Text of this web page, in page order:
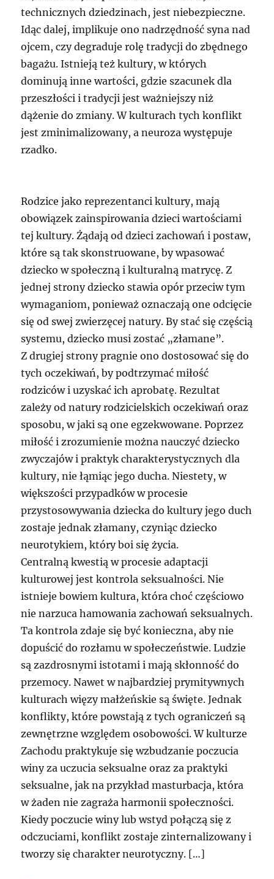
technicznych dziedzinach, jest niebezpieczne.
Idąc dalej, implikuje ono nadrzędność syna nad
ojcem, czy degraduje rolę tradycji do zbędnego
bagażu. Istnieją też kultury, w których
dominują inne wartości, gdzie szacunek dla
przeszłości i tradycji jest ważniejszy niż
dążenie do zmiany. W kulturach tych konflikt
jest zminimalizowany, a neuroza występuje
rzadko.
Rodzice jako reprezentanci kultury, mają
obowiązek zainspirowania dzieci wartościami
tej kultury. Żądają od dzieci zachowań i postaw,
które są tak skonstruowane, by wpasować
dziecko w społeczną i kulturalną matrycę. Z
jednej strony dziecko stawia opór przeciw tym
wymaganiom, ponieważ oznaczają one odcięcie
się od swej zwierzęcej natury. By stać się częścią
systemu, dziecko musi zostać „złamane”.
Z drugiej strony pragnie ono dostosować się do
tych oczekiwań, by podtrzymać miłość
rodziców i uzyskać ich aprobatę. Rezultat
zależy od natury rodzicielskich oczekiwań oraz
sposobu, w jaki są one egzekwowane. Poprzez
miłość i zrozumienie można nauczyć dziecko
zwyczajów i praktyk charakterystycznych dla
kultury, nie łąmiąc jego ducha. Niestety, w
większości przypadków w procesie
przystosowywania dziecka do kultury jego duch
zostaje jednak złamany, czyniąc dziecko
neurotykiem, który boi się życia.
Centralną kwestią w procesie adaptacji
kulturowej jest kontrola seksualności. Nie
istnieje bowiem kultura, która choć częściowo
nie narzuca hamowania zachowań seksualnych.
Ta kontrola zdaje się być konieczna, aby nie
dopuścić do rozłamu w społeczeństwie. Ludzie
są zazdrosnymi istotami i mają skłonność do
przemocy. Nawet w najbardziej prymitywnych
kulturach więzy małżeńskie są święte. Jednak
konflikty, które powstają z tych ograniczeń są
zewnętrzne względem osobowości. W kulturze
Zachodu praktykuje się wzbudzanie poczucia
winy za uczucia seksualne oraz za praktyki
seksualne, jak na przykład masturbacja, która
w żaden nie zagraża harmonii społeczności.
Kiedy poczucie winy lub wstyd połączą się z
odczuciami, konflikt zostaje zinternalizowany i
tworzy się charakter neurotyczny. […]